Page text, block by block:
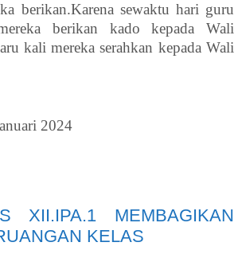
berikan.Karena sewaktu hari guru
berikan kado kepada Wali
kali mereka serahkan kepada Wali
2024
XII.IPA.1 MEMBAGIKAN
KELAS